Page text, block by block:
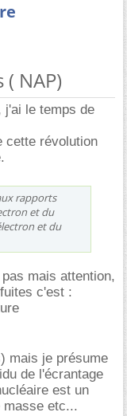
NAP)
j'ai le temps de
cette révolution
rapports
et du
et du
mais attention,
c'est :
mais je présume
de l'écrantage
est un
masse etc...